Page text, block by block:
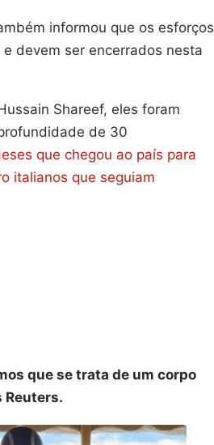
informou que os esforços
devem ser encerrados nesta
Shareef, eles foram
de 30
que chegou ao país para
italianos que seguiam
que se trata de um corpo
Reuters.